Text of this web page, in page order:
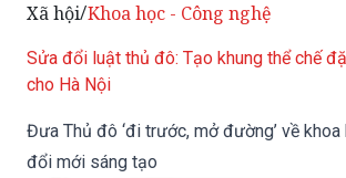
Xã hội/Khoa học - Công nghệ
Sửa đổi luật thủ đô: Tạo khung thể chế
cho Hà Nội
Đưa Thủ đô ‘đi trước, mở đường’ về khoa
đổi mới sáng tạo